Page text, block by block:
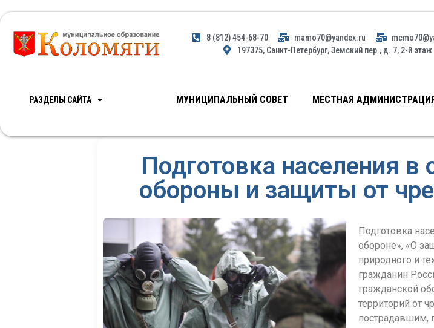
8 (812) 454-68-70 mamo70@yandex.ru
197375, Санкт-Петербург, Земский пер., д. 7, 2-й этаж
РАЗДЕЛЫ САЙТА МУНИЦИПАЛЬНЫЙ СОВЕТ МЕСТНАЯ
Подготовка населения в
обороны и защиты от
Подготовка
обороне», «О
природного и
гражданин
гражданской
территорий от
пострадавшим,